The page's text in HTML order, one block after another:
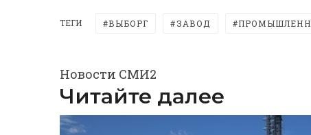
ТЕГИ ВЫБОРГ ЗАВОД
Новости СМИ2
Читайте далее